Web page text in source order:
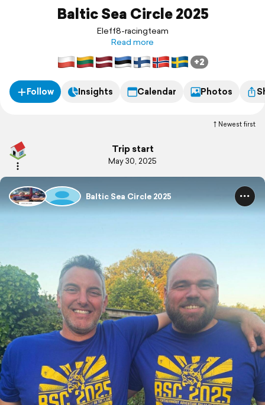
Support
Baltic Sea Circle 2025
Eleff8-racingteam
Read more
+2
Follow Insights Calendar Photos
Newest first
Trip start
May 30, 2025
Baltic Sea Circle 2025